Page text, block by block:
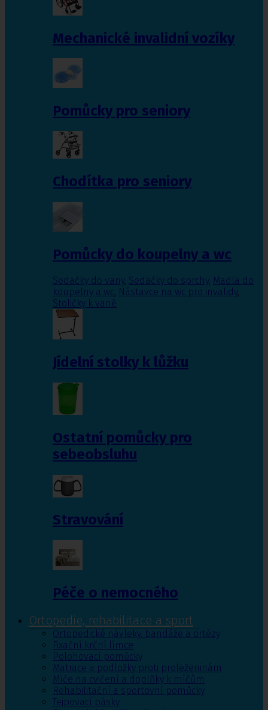
Mechanické invalidní vozíky
Pomůcky pro seniory
Chodítka pro seniory
Pomůcky do koupelny a wc
Sedačky do vany, Sedačky do sprchy, Madla do
koupelny a wc, Nástavce na wc pro invalidy,
Stoličky k vaně
Jídelní stolky k lůžku
Ostatní pomůcky pro
sebeobsluhu
Stravování
Péče o nemocného
Ortopedie, rehabilitace a sport
Ortopedické návleky, bandáže a ortézy
Fixační krční límce
Polohovací pomůcky
Matrace a podložky proti proleženinám
Míče na cvičení a doplňky k míčům
Rehabilitační a sportovní pomůcky
Tejpovací pásky